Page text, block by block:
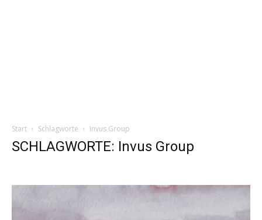
Start Schlagworte Invus Group
SCHLAGWORTE: Invus Group